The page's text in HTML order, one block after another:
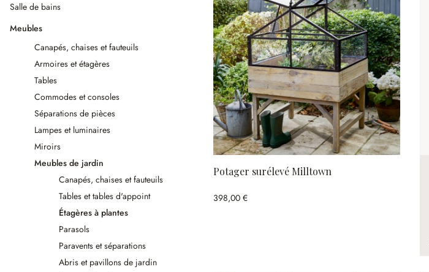
Salle de bains
Meubles
Canapés, chaises et fauteuils
Armoires et étagères
Tables
Commodes et consoles
Séparations de pièces
Lampes et luminaires
Miroirs
Meubles de jardin
Canapés, chaises et fauteuils
Tables et tables d'appoint
Étagères à plantes
Parasols
Paravents et séparations
Abris et pavillons de jardin
Potager surélevé Milltown
398,00 €